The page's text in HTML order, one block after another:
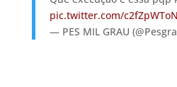
pic.twitter.com/
— PES MIL GRAU